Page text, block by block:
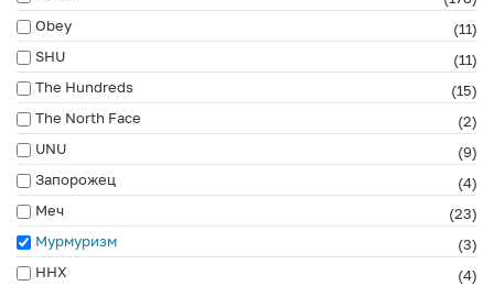
Obey
(11)
SHU
(11)
The Hundreds
(15)
The North Face
(2)
UNU
(9)
Запорожец
(4)
Меч
(23)
Мурмуризм
(3)
ННХ
(4)